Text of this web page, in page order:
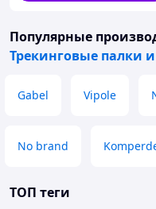
Популярные
Трекинговые палки
Gabel Vipole
No brand
ТОП теги